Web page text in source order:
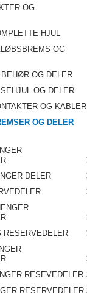
OG
HJUL
OG
OG DELER
OG DELER
OG KABLER
OG DELER
DELER
RESERVEDELER
RESEVEDELER
RESERVEDELER